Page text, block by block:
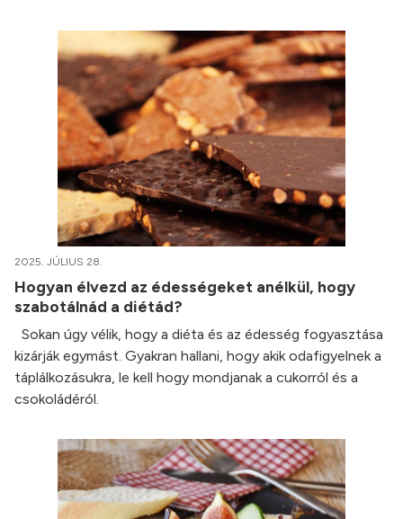
2025. JÚLIUS 28.
Hogyan élvezd az édességeket anélkül, hogy
szabotálnád a diétád?
Sokan úgy vélik, hogy a diéta és az édesség fogyasztása
kizárják egymást. Gyakran hallani, hogy akik odafigyelnek a
táplálkozásukra, le kell hogy mondjanak a cukorról és a
csokoládéról.